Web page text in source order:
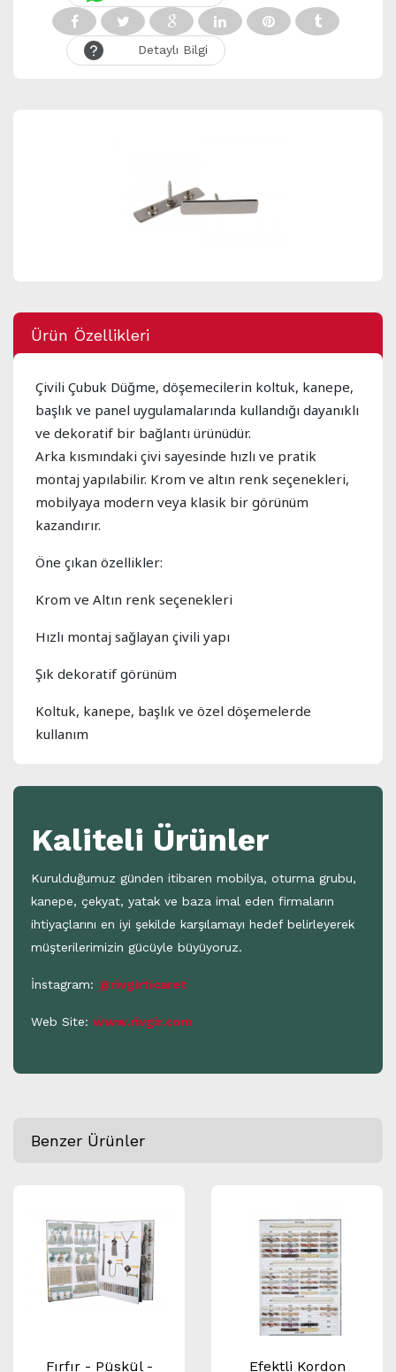
Detaylı Bilgi
Ürün Özellikleri
Çivili Çubuk Düğme, döşemecilerin koltuk, kanepe,
başlık ve panel uygulamalarında kullandığı dayanıklı
ve dekoratif bir bağlantı ürünüdür.
Arka kısmındaki çivi sayesinde hızlı ve pratik
montaj yapılabilir. Krom ve altın renk seçenekleri,
mobilyaya modern veya klasik bir görünüm
kazandırır.
Öne çıkan özellikler:
Krom ve Altın renk seçenekleri
Hızlı montaj sağlayan çivili yapı
Şık dekoratif görünüm
Koltuk, kanepe, başlık ve özel döşemelerde
kullanım
Kaliteli Ürünler
Kurulduğumuz günden itibaren mobilya, oturma grubu,
kanepe, çekyat, yatak ve baza imal eden firmaların
ihtiyaçlarını en iyi şekilde karşılamayı hedef belirleyerek
müşterilerimizin gücüyle büyüyoruz.
İnstagram: @rivgirticaret
Web Site: www.rivgir.com
Benzer Ürünler
Fırfır - Püskül - Efektli Kordon